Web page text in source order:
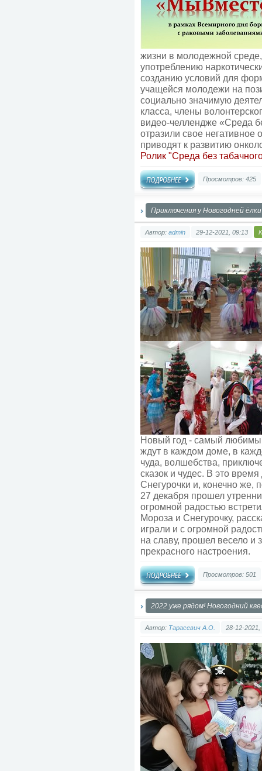
жизни в молодежной
употреблению
созданию условий для
учащейся молодежи на
социально значимую
класса, члены
видео-челлендже «Среда
отразили свое
приводят к развитию
Ролик "Среда без
Просмотров: 425
Приключения у Новогодней ёлки
Автор: admin 29-12-2021, 09:13
Новый год - самый
ждут в каждом доме, в
чуда, волшебства,
сказок и чудес. В это
Снегурочки и, конечно же,
27 декабря прошел
огромной радостью
Мороза и Снегурочку,
играли и с огромной
на славу, прошел весело и
прекрасного настроения.
Просмотров: 501
2022 уже рядом! Новогодний
Автор: Тарасевич А.О. 28-12-2021,